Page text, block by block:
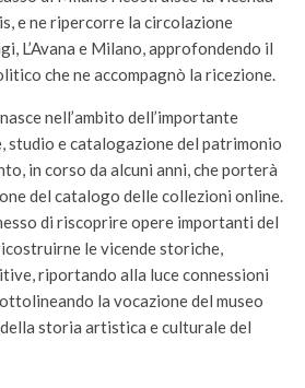
e ne ripercorre la circolazione
L’Avana e Milano, approfondendo il
che ne accompagnò la ricezione.
nell’ambito dell’importante
e catalogazione del patrimonio
in corso da alcuni anni, che porterà
del catalogo delle collezioni online.
di riscoprire opere importanti del
le vicende storiche,
riportando alla luce connessioni
la vocazione del museo
storia artistica e culturale del